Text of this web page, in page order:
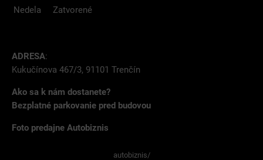
Nedela
Zatvorené
ADRESA:
Kukučínova 467/3, 91101 Trenčín
Ako sa k nám dostanete?
Bezplatné parkovanie pred budovou
Foto predajne Autobiznis
autobiznis/